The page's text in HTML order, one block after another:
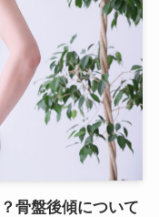
骨盤後傾について